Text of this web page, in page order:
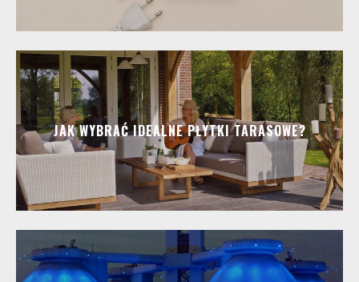
JAK WYBRAĆ IDEALNE PŁYTKI TARASOWE?